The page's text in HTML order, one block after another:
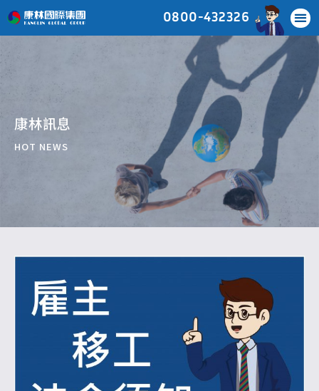
0800-432326
康林訊息
HOT NEWS